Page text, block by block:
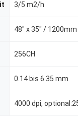
3/5 m2/h
48" x 35" /
256CH
0.14 bis 6.35 mm
4000 dpi,